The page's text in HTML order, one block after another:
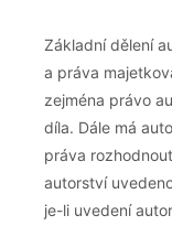
Základní dělení
a práva
zejména právo
díla. Dále má
práva
autorství
je-li uvedení